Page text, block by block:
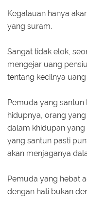
Kegalauan hanya
yang suram.
Sangat tidak elok,
mengejar uang
tentang kecilnya
Pemuda yang
hidupnya, orang
dalam khidupan
yang santun pasti
akan menjaganya
Pemuda yang hebat
dengan hati bukan